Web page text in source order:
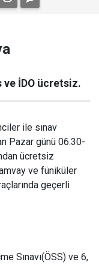
İDO ücretsiz.
ile sınav
Pazar günü 06.30-
ücretsiz
ve füniküler
geçerli
Sınavı(ÖSS) ve 6,